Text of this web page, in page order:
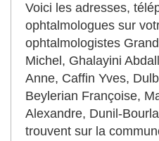
Voici les adresses,
ophtalmologues sur
ophtalmologistes
Michel, Ghalayini
Anne, Caffin Yves,
Beylerian Françoise,
Alexandre, Dunil-
trouvent sur la